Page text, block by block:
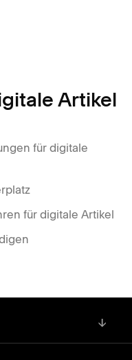
Artikel
für digitale
für digitale Artikel
↓